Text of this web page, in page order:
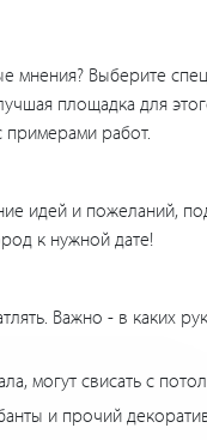
мнения? Выберите
площадка для
с примерами работ.
идей и пожеланий,
к нужной дате!
Важно - в каких
могут свисать с
и прочий